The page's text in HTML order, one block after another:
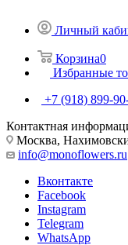
Личный
Корзина0
Избранные
+7 (918) 899-
Контактная
Москва,
info@monoflowers.ru
Вконтакте
Facebook
Instagram
Telegram
WhatsApp